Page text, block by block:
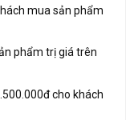
mua sản phẩm
phẩm trị giá trên
cho khách